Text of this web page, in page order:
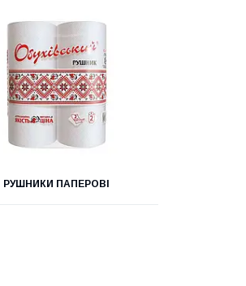
РУШНИКИ ПАПЕРОВІ